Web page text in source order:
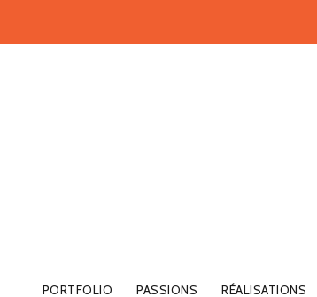
PORTFOLIO PASSIONS RÉALISATIONS